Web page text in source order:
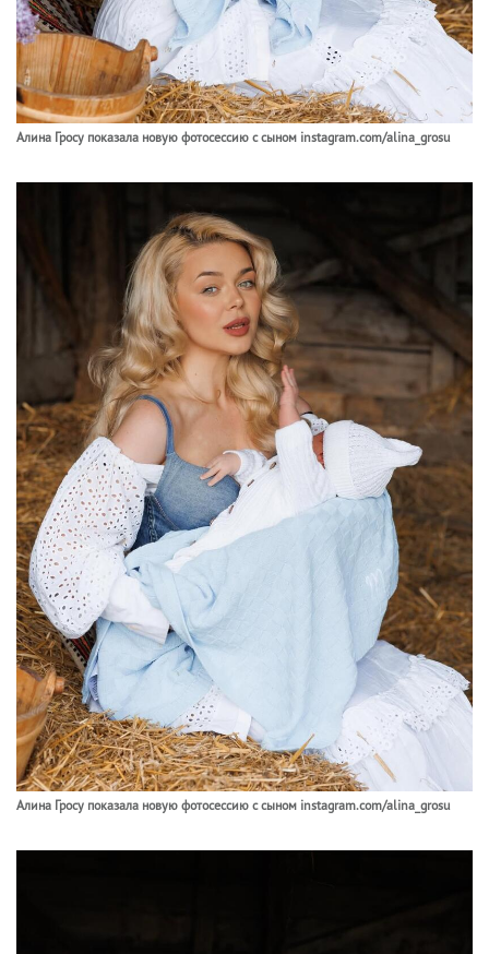
Алина Гросу показала новую фотосессию с сыном instagram.com/alina_grosu
Алина Гросу показала новую фотосессию с сыном instagram.com/alina_grosu